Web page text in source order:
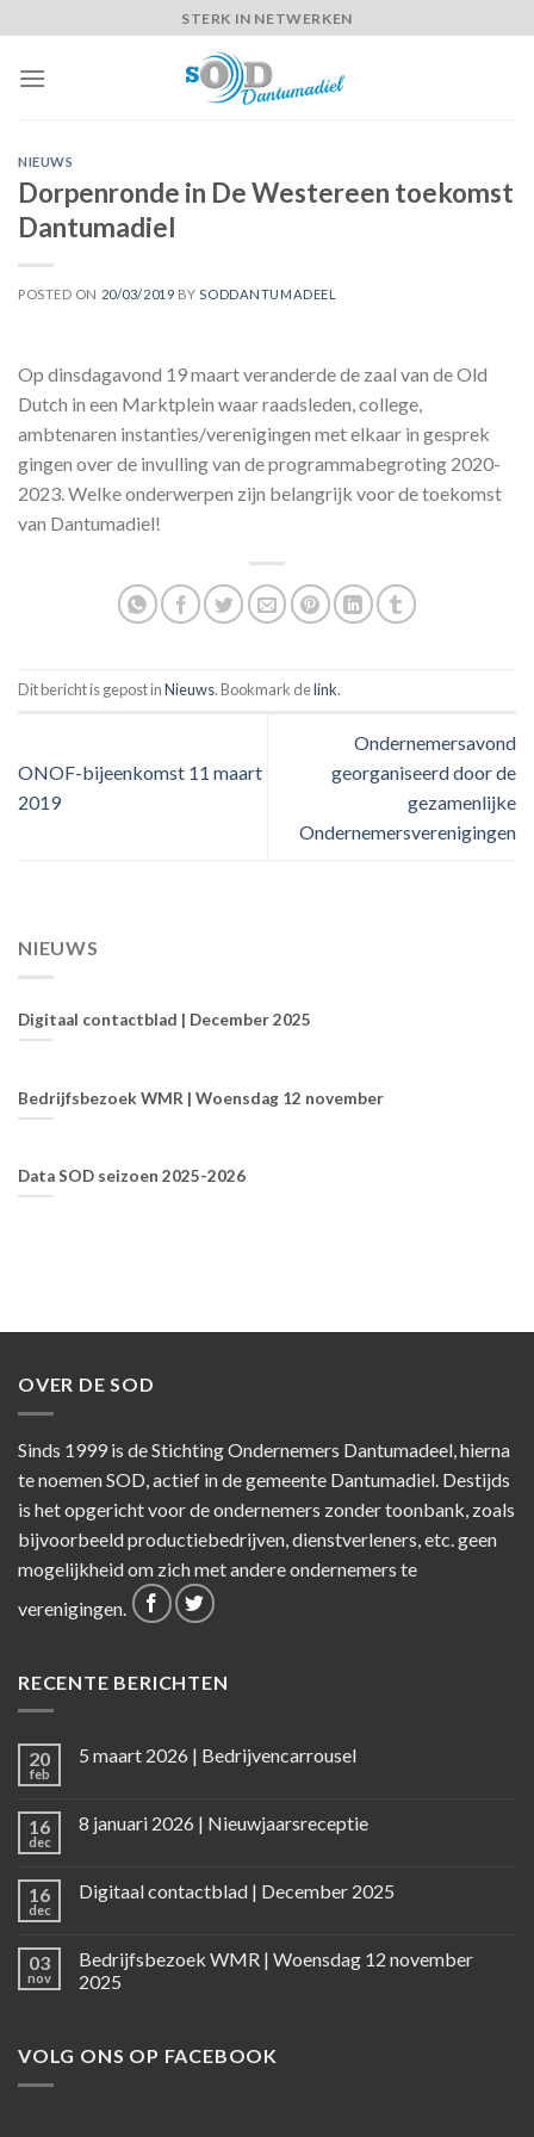
to
content
STERK IN NETWERKEN
NIEUWS
Dorpenronde in De Westereen toekomst
Dantumadiel
POSTED ON 20/03/2019 BY SODDANTUMADEEL
Op dinsdagavond 19 maart veranderde de zaal van de Old
Dutch in een Marktplein waar raadsleden, college,
ambtenaren instanties/verenigingen met elkaar in gesprek
gingen over de invulling van de programmabegroting 2020-
2023. Welke onderwerpen zijn belangrijk voor de toekomst
van Dantumadiel!
Dit bericht is gepost inNieuws. Bookmark delink.
ONOF-bijeenkomst 11 maart
2019
Ondernemersavond
georganiseerd door de
gezamenlijke
Ondernemersverenigingen
NIEUWS
Digitaal contactblad | December 2025
Bedrijfsbezoek WMR | Woensdag 12 november
Data SOD seizoen 2025-2026
OVER DE SOD
Sinds 1999 is de Stichting Ondernemers Dantumadeel, hierna
te noemen SOD, actief in de gemeente Dantumadiel. Destijds
is het opgericht voor de ondernemers zonder toonbank, zoals
bijvoorbeeld productiebedrijven, dienstverleners, etc. geen
mogelijkheid om zich met andere ondernemers te
verenigingen.
RECENTE BERICHTEN
20
feb
5 maart 2026 | Bedrijvencarrousel
16
dec
8 januari 2026 | Nieuwjaarsreceptie
16
dec
Digitaal contactblad | December 2025
03
nov
Bedrijfsbezoek WMR | Woensdag 12 november
2025
VOLG ONS OP FACEBOOK